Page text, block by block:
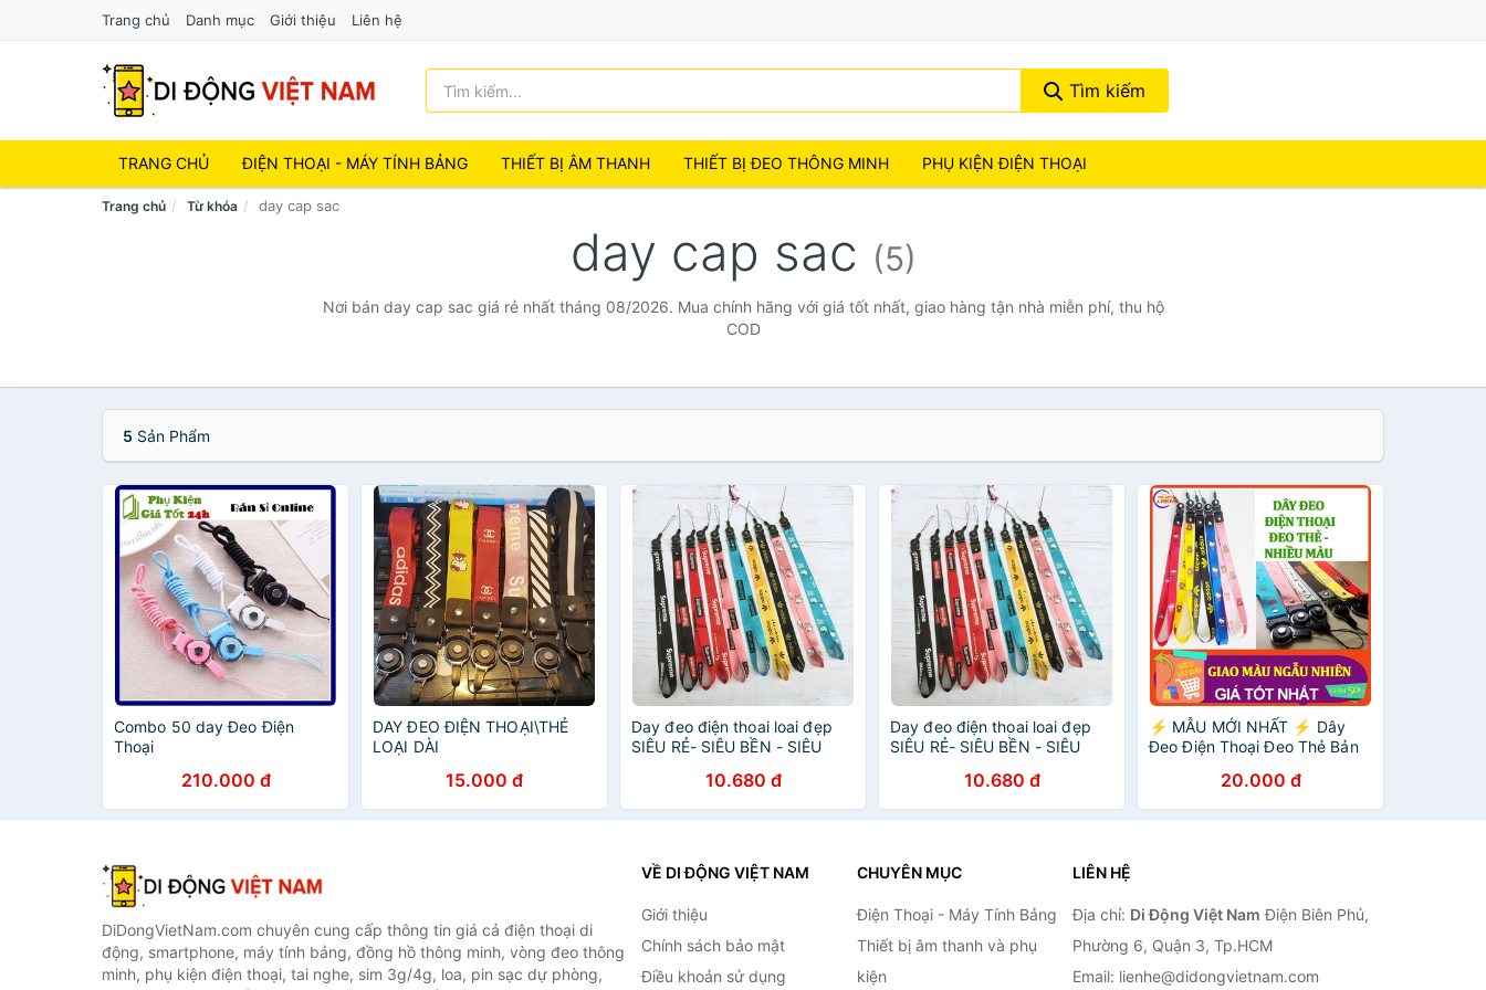
Trang chủ Danh mục Giới thiệu Liên hệ
Tìm kiếm
TRANG CHỦ ĐIỆN THOẠI - MÁY TÍNH BẢNG THIẾT BỊ ÂM THANH THIẾT BỊ ĐEO THÔNG MINH PHỤ KIỆN ĐIỆN THOẠI
Trang chủ Từ khóa day cap sac
day cap sac (5)
Nơi bán day cap sac giá rẻ nhất tháng 08/2026. Mua chính hãng với giá tốt nhất, giao hàng tận nhà miễn phí, thu hộ
COD
5 Sản Phẩm
Combo 50 day Đeo Điện
Thoại
210.000 đ
DAY ĐEO ĐIỆN THOẠI\THẺ
LOẠI DÀI
15.000 đ
Day đeo điện thoai loai đẹp
SIÊU RẺ- SIÊU BỀN - SIÊU
10.680 đ
Day đeo điện thoai loai đẹp
SIÊU RẺ- SIÊU BỀN - SIÊU
10.680 đ
⚡️ MẪU MỚI NHẤT ⚡️ Dây
Đeo Điện Thoại Đeo Thẻ Bản
CHỌN HÌNH, day deo dien
thoai
20.000 đ
DiDongVietNam.com chuyên cung cấp thông tin giá cả điện thoại di
động, smartphone, máy tính bảng, đồng hồ thông minh, vòng đeo thông
minh, phụ kiện điện thoại, tai nghe, sim 3g/4g, loa, pin sạc dự phòng,
VỀ DI ĐỘNG VIỆT NAM
Giới thiệu
Chính sách bảo mật
Điều khoản sử dụng
CHUYÊN MỤC
Điện Thoại - Máy Tính Bảng
Thiết bị âm thanh và phụ
kiện
LIÊN HỆ
Địa chỉ: Di Động Việt Nam Điện Biên Phủ,
Phường 6, Quận 3, Tp.HCM
Email: lienhe@didongvietnam.com